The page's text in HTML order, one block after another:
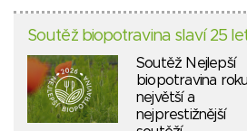
Soutěž biopotravina slaví 25
Soutěž Nejlepší
biopotravina
největší a
nejprestižnější